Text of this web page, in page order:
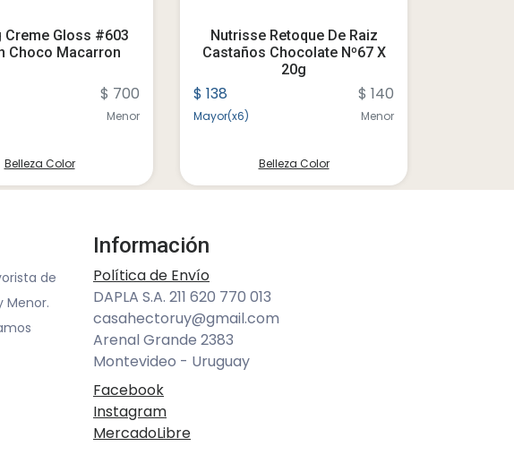
Creme Gloss #603
Choco Macarron
$ 700
Menor
Belleza Color
Nutrisse Retoque De Raiz
Castaños Chocolate Nº67 X
20g
$ 138
Mayor(x6)
$ 140
Menor
Belleza Color
de
Menor.
Información
Política de Envío
DAPLA S.A. 211 620 770 013
casahectoruy@gmail.com
Arenal Grande 2383
Montevideo - Uruguay
Facebook
Instagram
MercadoLibre